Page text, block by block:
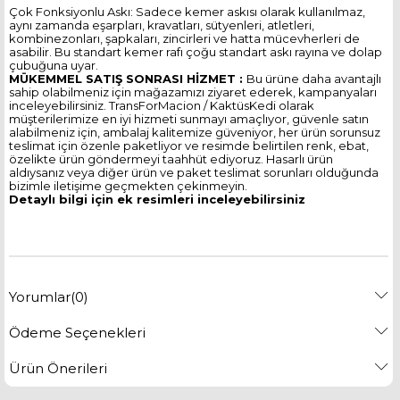
Çok Fonksiyonlu Askı: Sadece kemer askısı olarak kullanılmaz,
aynı zamanda eşarpları, kravatları, sütyenleri, atletleri,
kombinezonları, şapkaları, zincirleri ve hatta mücevherleri de
asabilir. Bu standart kemer rafı çoğu standart askı rayına ve dolap
çubuğuna uyar.
MÜKEMMEL SATIŞ SONRASI HİZMET : Bu ürüne daha avantajlı
sahip olabilmeniz için mağazamızı ziyaret ederek, kampanyaları
inceleyebilirsiniz. TransForMacion / KaktüsKedi olarak
müşterilerimize en iyi hizmeti sunmayı amaçlıyor, güvenle satın
alabilmeniz için, ambalaj kalitemize güveniyor, her ürün sorunsuz
teslimat için özenle paketliyor ve resimde belirtilen renk, ebat,
özelikte ürün göndermeyi taahhüt ediyoruz. Hasarlı ürün
aldıysanız veya diğer ürün ve paket teslimat sorunları olduğunda
bizimle iletişime geçmekten çekinmeyin.
Detaylı bilgi için ek resimleri inceleyebilirsiniz
Yorumlar(0)
Ödeme Seçenekleri
Ürün Önerileri